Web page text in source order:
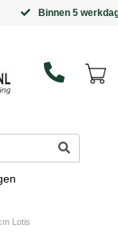
Lotis